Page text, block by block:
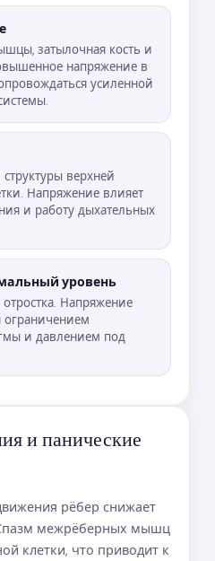
затылочная кость и
напряжение в
усиленной
верхней
Напряжение влияет
и работу дыхательных
уровень
Напряжение
ограничением
и давлением под
и панические
рёбер снижает
межрёберных мышц
клетки, что приводит к